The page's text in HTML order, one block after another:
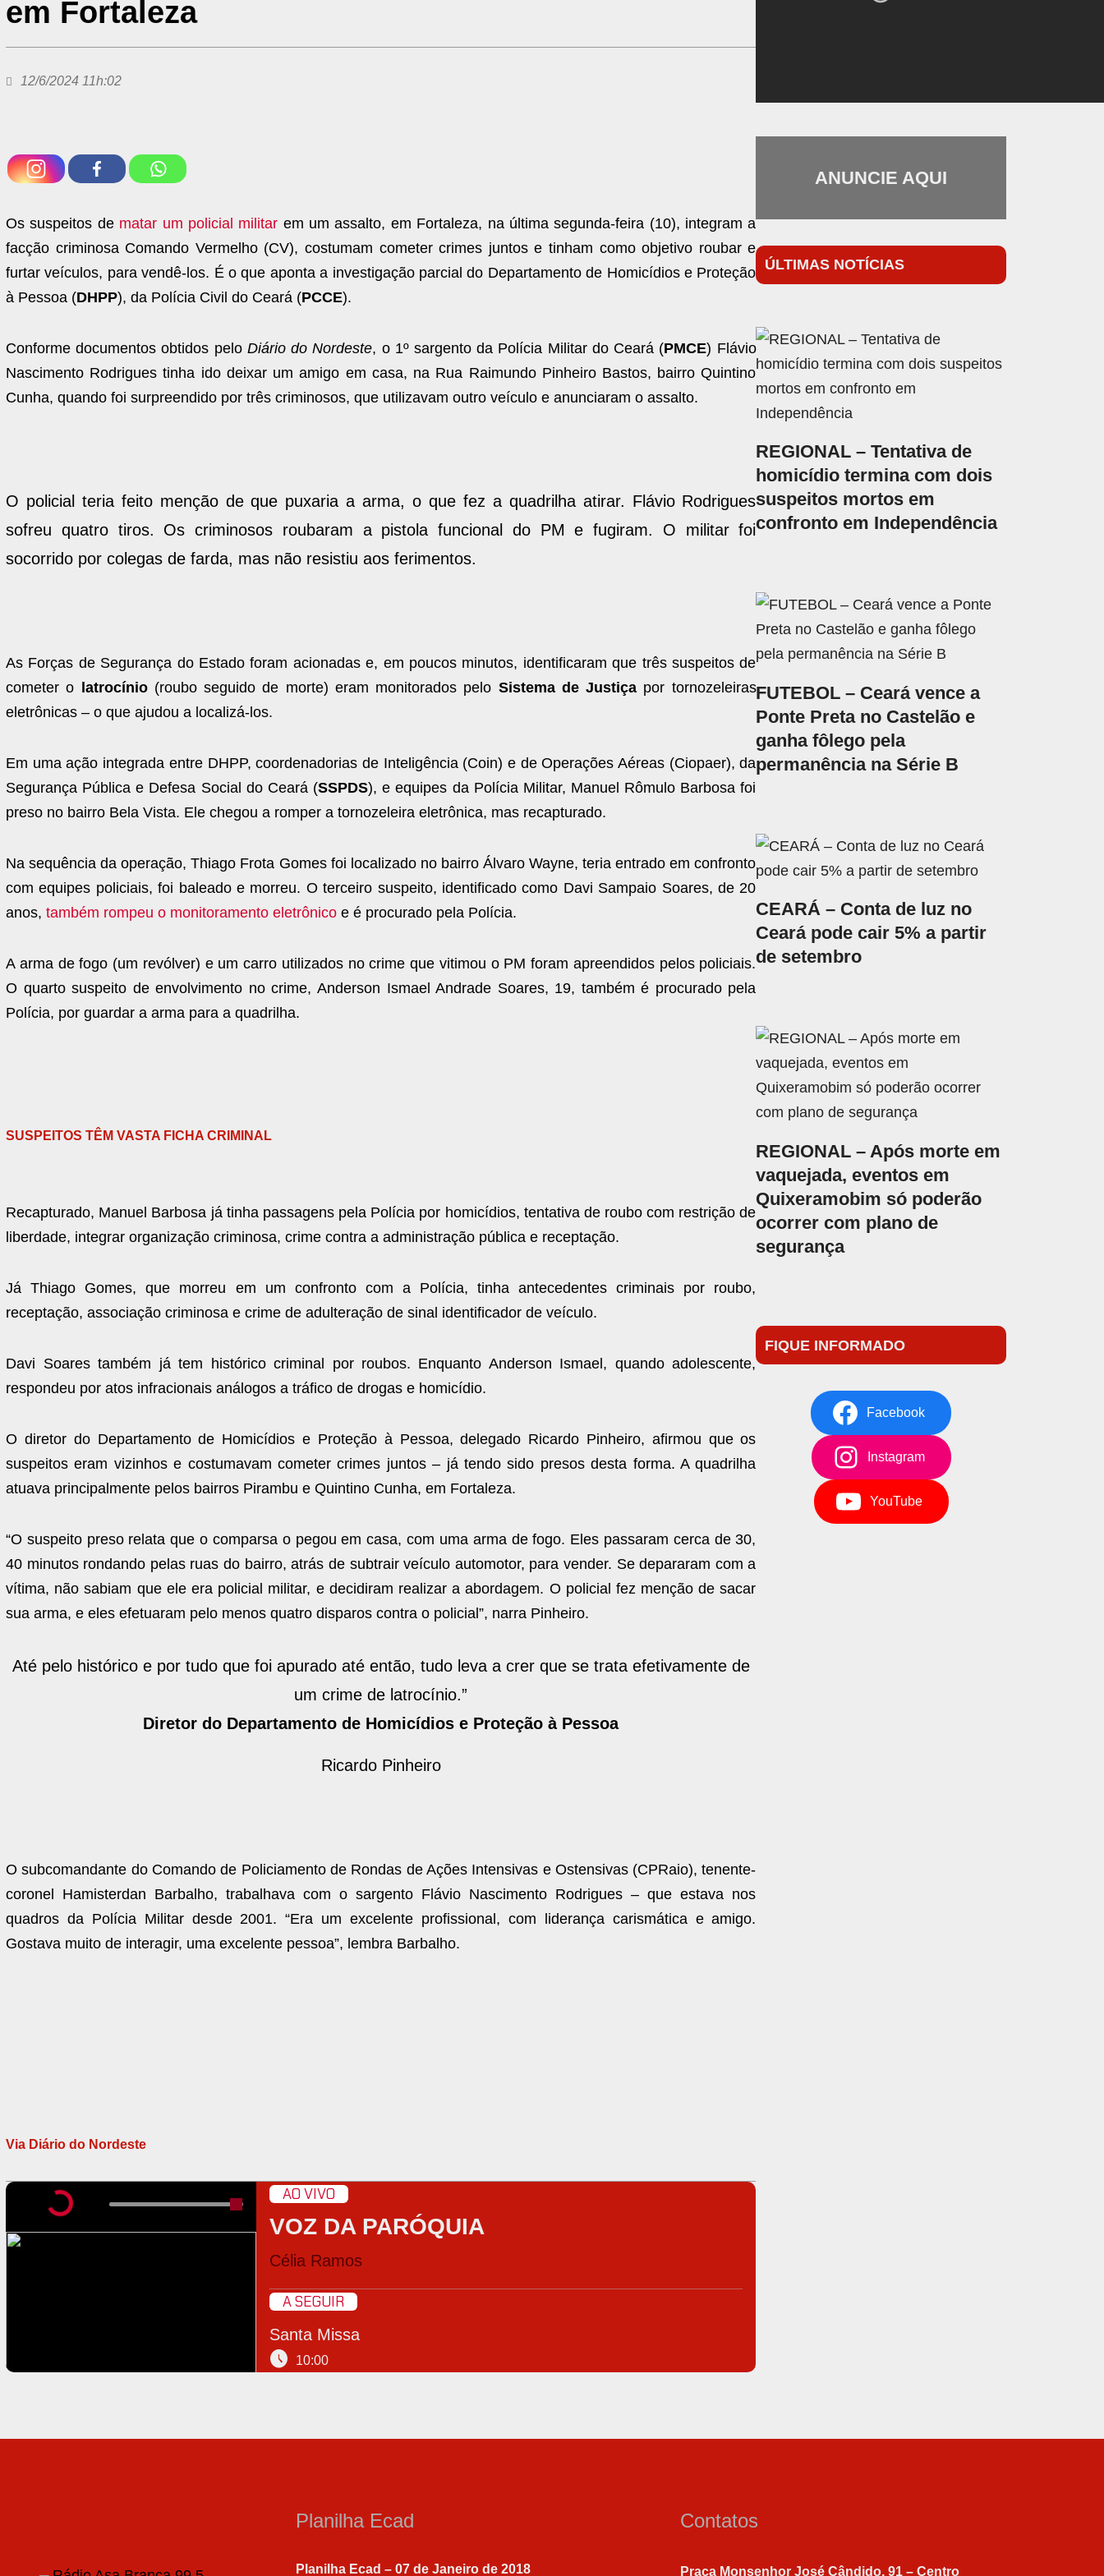
em Fortaleza
12/6/2024 11h:02
Os suspeitos de matar um policial militar em um assalto, em Fortaleza, na última segunda-feira (10), integram a
facção criminosa Comando Vermelho (CV), costumam cometer crimes juntos e tinham como objetivo roubar e
furtar veículos, para vendê-los. É o que aponta a investigação parcial do Departamento de Homicídios e Proteção
à Pessoa (DHPP), da Polícia Civil do Ceará (PCCE).
Conforme documentos obtidos pelo Diário do Nordeste, o 1º sargento da Polícia Militar do Ceará (PMCE) Flávio
Nascimento Rodrigues tinha ido deixar um amigo em casa, na Rua Raimundo Pinheiro Bastos, bairro Quintino
Cunha, quando foi surpreendido por três criminosos, que utilizavam outro veículo e anunciaram o assalto.
O policial teria feito menção de que puxaria a arma, o que fez a quadrilha atirar. Flávio Rodrigues
sofreu quatro tiros. Os criminosos roubaram a pistola funcional do PM e fugiram. O militar foi
socorrido por colegas de farda, mas não resistiu aos ferimentos.
As Forças de Segurança do Estado foram acionadas e, em poucos minutos, identificaram que três suspeitos de
cometer o latrocínio (roubo seguido de morte) eram monitorados pelo Sistema de Justiça por tornozeleiras
eletrônicas – o que ajudou a localizá-los.
Em uma ação integrada entre DHPP, coordenadorias de Inteligência (Coin) e de Operações Aéreas (Ciopaer), da
Segurança Pública e Defesa Social do Ceará (SSPDS), e equipes da Polícia Militar, Manuel Rômulo Barbosa foi
preso no bairro Bela Vista. Ele chegou a romper a tornozeleira eletrônica, mas recapturado.
Na sequência da operação, Thiago Frota Gomes foi localizado no bairro Álvaro Wayne, teria entrado em confronto
com equipes policiais, foi baleado e morreu. O terceiro suspeito, identificado como Davi Sampaio Soares, de 20
anos,também rompeu o monitoramento eletrônico e é procurado pela Polícia.
A arma de fogo (um revólver) e um carro utilizados no crime que vitimou o PM foram apreendidos pelos policiais.
O quarto suspeito de envolvimento no crime, Anderson Ismael Andrade Soares, 19, também é procurado pela
Polícia, por guardar a arma para a quadrilha.
SUSPEITOS TÊM VASTA FICHA CRIMINAL
Recapturado, Manuel Barbosa já tinha passagens pela Polícia por homicídios, tentativa de roubo com restrição de
liberdade, integrar organização criminosa, crime contra a administração pública e receptação.
Já Thiago Gomes, que morreu em um confronto com a Polícia, tinha antecedentes criminais por roubo,
receptação, associação criminosa e crime de adulteração de sinal identificador de veículo.
Davi Soares também já tem histórico criminal por roubos. Enquanto Anderson Ismael, quando adolescente,
respondeu por atos infracionais análogos a tráfico de drogas e homicídio.
O diretor do Departamento de Homicídios e Proteção à Pessoa, delegado Ricardo Pinheiro, afirmou que os
suspeitos eram vizinhos e costumavam cometer crimes juntos – já tendo sido presos desta forma. A quadrilha
atuava principalmente pelos bairros Pirambu e Quintino Cunha, em Fortaleza.
“O suspeito preso relata que o comparsa o pegou em casa, com uma arma de fogo. Eles passaram cerca de 30,
40 minutos rondando pelas ruas do bairro, atrás de subtrair veículo automotor, para vender. Se depararam com a
vítima, não sabiam que ele era policial militar, e decidiram realizar a abordagem. O policial fez menção de sacar
sua arma, e eles efetuaram pelo menos quatro disparos contra o policial”, narra Pinheiro.
Até pelo histórico e por tudo que foi apurado até então, tudo leva a crer que se trata efetivamente de
um crime de latrocínio.”
Diretor do Departamento de Homicídios e Proteção à Pessoa
Ricardo Pinheiro
O subcomandante do Comando de Policiamento de Rondas de Ações Intensivas e Ostensivas (CPRaio), tenente-
coronel Hamisterdan Barbalho, trabalhava com o sargento Flávio Nascimento Rodrigues – que estava nos
quadros da Polícia Militar desde 2001. “Era um excelente profissional, com liderança carismática e amigo.
Gostava muito de interagir, uma excelente pessoa”, lembra Barbalho.
Via Diário do Nordeste
AO VIVO
VOZ DA PARÓQUIA
Célia Ramos
A SEGUIR
Santa Missa
schedule 10:00
ANUNCIE AQUI
ÚLTIMAS NOTÍCIAS
REGIONAL – Tentativa de
homicídio termina com dois
suspeitos mortos em
confronto em Independência
FUTEBOL – Ceará vence a
Ponte Preta no Castelão e
ganha fôlego pela
permanência na Série B
CEARÁ – Conta de luz no
Ceará pode cair 5% a partir
de setembro
REGIONAL – Após morte em
vaquejada, eventos em
Quixeramobim só poderão
ocorrer com plano de
segurança
FIQUE INFORMADO
Facebook
Instagram
YouTube
Planilha Ecad
Planilha Ecad – 07 de Janeiro de 2018
Contatos
Praça Monsenhor José Cândido, 91 – Centro